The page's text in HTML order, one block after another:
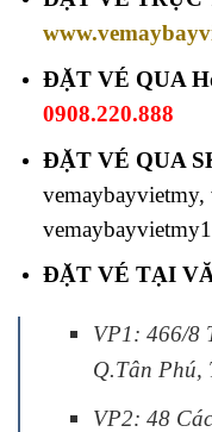
ĐẶT VÉ QUA
0908.220.888
ĐẶT VÉ QUA
ĐẶT VÉ TẠI
VP1: 466/8
Q.Tân Phú,
VP2: 48